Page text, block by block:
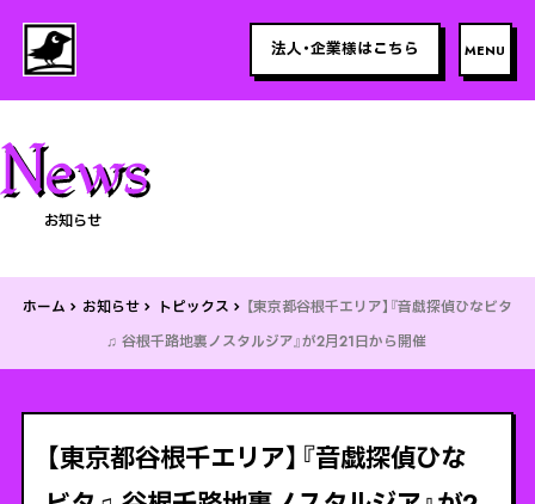
お知らせ
ホーム お知らせ トピックス
【東京都谷根千エリア】『音戯探偵ひなビタ
♫ 谷根千路地裏ノスタルジア』が2月21日から開催
【東京都谷根千エリア】『音戯探偵ひな
法人・企業様はこちら